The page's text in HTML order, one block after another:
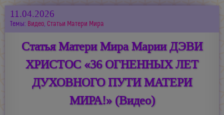
11.04.2026
Темы: Видео, Статьи Матери Мира
Статья Матери Мира Марии ДЭВИ
ХРИСТОС «36 ОГНЕННЫХ ЛЕТ
ДУХОВНОГО ПУТИ МАТЕРИ
МИРА!» (Видео)